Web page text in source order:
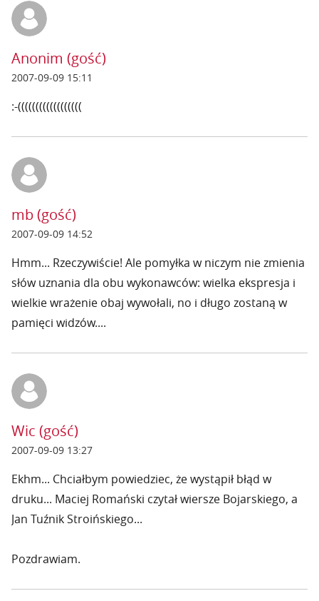
Anonim (gość)
2007-09-09 15:11
:-((((((((((((((((((
mb (gość)
2007-09-09 14:52
Hmm... Rzeczywiście! Ale pomyłka w niczym nie zmienia
słów uznania dla obu wykonawców: wielka ekspresja i
wielkie wrażenie obaj wywołali, no i długo zostaną w
pamięci widzów....
Wic (gość)
2007-09-09 13:27
Ekhm... Chciałbym powiedziec, że wystąpił błąd w
druku... Maciej Romański czytał wiersze Bojarskiego, a
Jan Tuźnik Stroińskiego...
Pozdrawiam.